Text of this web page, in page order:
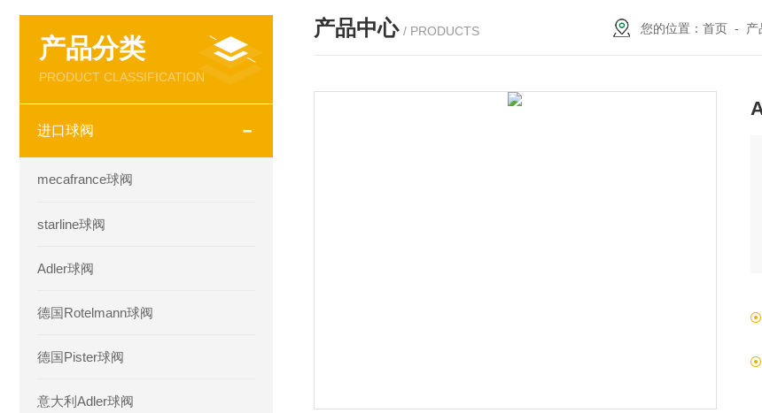
产品分类
PRODUCT CLASSIFICATION
进口球阀
mecafrance球阀
starline球阀
Adler球阀
德国Rotelmann球阀
德国Pister球阀
意大利Adler球阀
产品中心 / PRODUCTS 您的位置：首页 - 产